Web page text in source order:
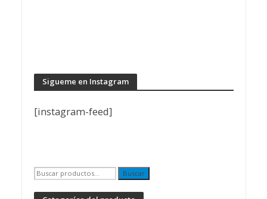
Sigueme en Instagram
[instagram-feed]
Buscar
por:
Buscar